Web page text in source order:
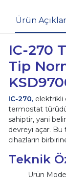
Ürün
IC-270
Tip
IC-270,elektrikli
termostat
sahiptir, yani
devreyi açar. Bu
cihazların
Teknik
Ürün